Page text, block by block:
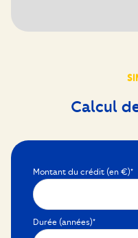
Calcul
Montant du crédit (en €)*
Durée (années)*